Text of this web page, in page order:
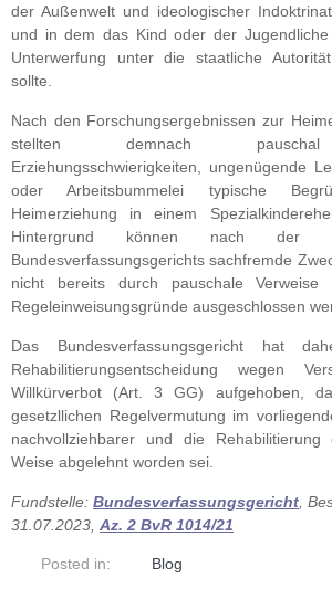
der Außenwelt und ideologischer
und in dem das Kind oder der Jugendliche
Unterwerfung unter die staatliche
sollte.
Nach den Forschungsergebnissen zur
stellten demnach pauschal
Erziehungsschwierigkeiten, ungenügende
oder Arbeitsbummelei typische
Heimerziehung in einem
Hintergrund können nach der
Bundesverfassungsgerichts sachfremde
nicht bereits durch pauschale Verweise
Regeleinweisungsgründe ausgeschlossen
Das Bundesverfassungsgericht hat
Rehabilitierungsentscheidung wegen
Willkürverbot (Art. 3 GG) aufgehoben,
gesetzllichen Regelvermutung im
nachvollziehbarer und die
Weise abgelehnt worden sei.
Fundstelle: Bundesverfassungsgericht ,
31.07.2023, Az. 2 BvR 1014/21
Posted in: Blog